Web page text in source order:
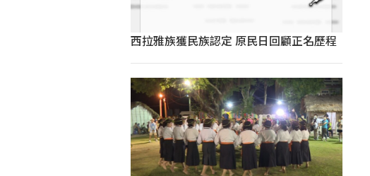
西拉雅族獲民族認定 原民日回顧正名歷程